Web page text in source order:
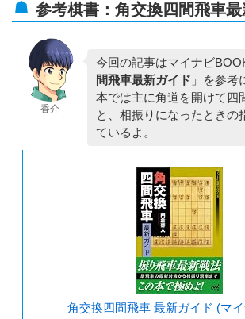
参考棋書：角交換四間飛車
香介
今回の記事はマイナビ
間飛車最新ガイド 」を参考
本では主に角道を開けて四
と、相振りになったときの
ているよ。
角交換四間飛車 最新ガイド (マ